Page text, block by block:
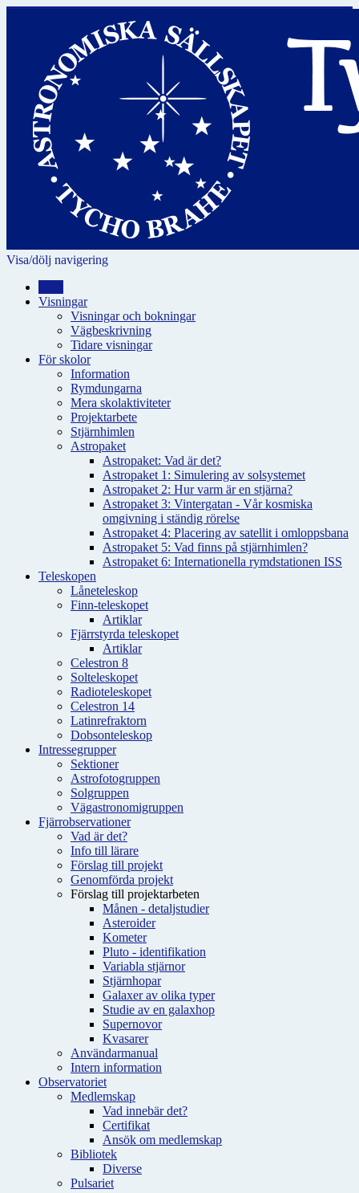
Visa/dölj navigering
Visningar
Visningar och bokningar
Vägbeskrivning
Tidare visningar
För skolor
Information
Rymdungarna
Mera skolaktiviteter
Projektarbete
Stjärnhimlen
Astropaket
Astropaket: Vad är det?
Astropaket 1: Simulering av solsystemet
Astropaket 2: Hur varm är en stjärna?
Astropaket 3: Vintergatan - Vår kosmiska
omgivning i ständig rörelse
Astropaket 4: Placering av satellit i omloppsbana
Astropaket 5: Vad finns på stjärnhimlen?
Astropaket 6: Internationella rymdstationen ISS
Teleskopen
Låneteleskop
Finn-teleskopet
Artiklar
Fjärrstyrda teleskopet
Artiklar
Celestron 8
Solteleskopet
Radioteleskopet
Celestron 14
Latinrefraktorn
Dobsonteleskop
Intressegrupper
Sektioner
Astrofotogruppen
Solgruppen
Vägastronomigruppen
Fjärrobservationer
Vad är det?
Info till lärare
Förslag till projekt
Genomförda projekt
Förslag till projektarbeten
Månen - detaljstudier
Asteroider
Kometer
Pluto - identifikation
Variabla stjärnor
Stjärnhopar
Galaxer av olika typer
Studie av en galaxhop
Supernovor
Kvasarer
Användarmanual
Intern information
Observatoriet
Medlemskap
Vad innebär det?
Certifikat
Ansök om medlemskap
Bibliotek
Diverse
Pulsariet